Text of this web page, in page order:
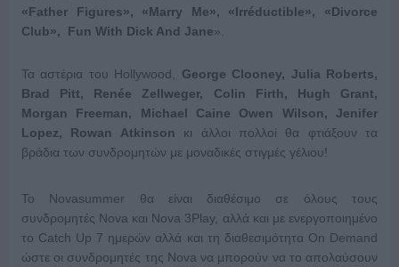
«Father Figures», «Marry Me», «Irréductible», «Divorce
Club», Fun With Dick And Jane».
Τα αστέρια του Hollywood, George Clooney, Julia Roberts,
Brad Pitt, Renée Zellweger, Colin Firth, Hugh Grant,
Morgan Freeman, Michael Caine Owen Wilson, Jenifer
Lopez, Rowan Atkinson κι άλλοι πολλοί θα φτιάξουν τα
βράδια των συνδρομητών με μοναδικές στιγμές γέλιου!
Το Novasummer θα είναι διαθέσιμο σε όλους τους
συνδρομητές Nova και Nova 3Play, αλλά και με ενεργοποιημένο
το Catch Up 7 ημερών αλλά και τη διαθεσιμότητα On Demand
ώστε οι συνδρομητές της Nova να μπορούν να το απολαύσουν